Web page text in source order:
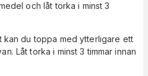
och låt torka i minst 3
kan du toppa med ytterligare ett
Låt torka i minst 3 timmar innan